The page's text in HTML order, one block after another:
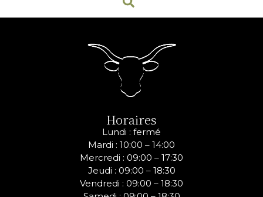
Horaires
Lundi : fermé
Mardi : 10:00 – 14:00
Mercredi : 09:00 – 17:30
Jeudi : 09:00 – 18:30
Vendredi : 09:00 – 18:30